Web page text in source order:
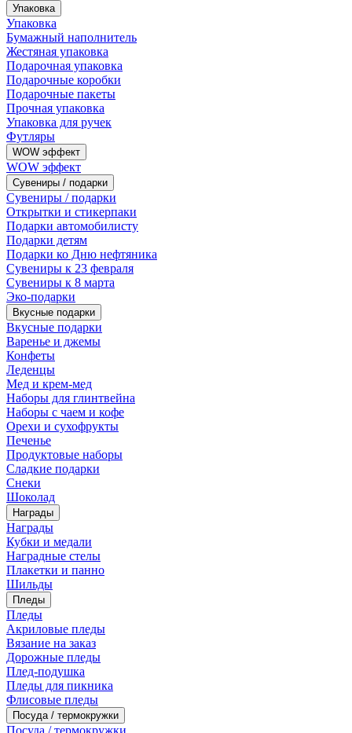
Упаковка
Упаковка
Бумажный наполнитель
Жестяная упаковка
Подарочная упаковка
Подарочные коробки
Подарочные пакеты
Прочная упаковка
Упаковка для ручек
Футляры
WOW эффект
WOW эффект
Сувениры / подарки
Сувениры / подарки
Открытки и стикерпаки
Подарки автомобилисту
Подарки детям
Подарки ко Дню нефтяника
Сувениры к 23 февраля
Сувениры к 8 марта
Эко-подарки
Вкусные подарки
Вкусные подарки
Варенье и джемы
Конфеты
Леденцы
Мед и крем-мед
Наборы для глинтвейна
Наборы с чаем и кофе
Орехи и сухофрукты
Печенье
Продуктовые наборы
Сладкие подарки
Снеки
Шоколад
Награды
Награды
Кубки и медали
Наградные стелы
Плакетки и панно
Шильды
Пледы
Пледы
Акриловые пледы
Вязание на заказ
Дорожные пледы
Плед-подушка
Пледы для пикника
Флисовые пледы
Посуда / термокружки
Посуда / термокружки